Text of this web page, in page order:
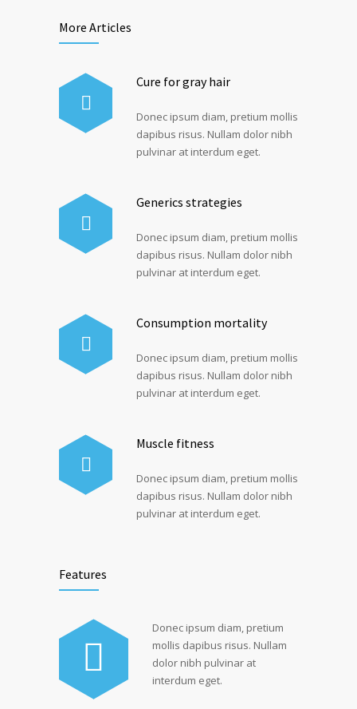
More Articles
Cure for gray hair
Donec ipsum diam, pretium mollis
dapibus risus. Nullam dolor nibh
pulvinar at interdum eget.
Generics strategies
Donec ipsum diam, pretium mollis
dapibus risus. Nullam dolor nibh
pulvinar at interdum eget.
Consumption mortality
Donec ipsum diam, pretium mollis
dapibus risus. Nullam dolor nibh
pulvinar at interdum eget.
Muscle fitness
Donec ipsum diam, pretium mollis
dapibus risus. Nullam dolor nibh
pulvinar at interdum eget.
Features
Donec ipsum diam, pretium
mollis dapibus risus. Nullam
dolor nibh pulvinar at
interdum eget.